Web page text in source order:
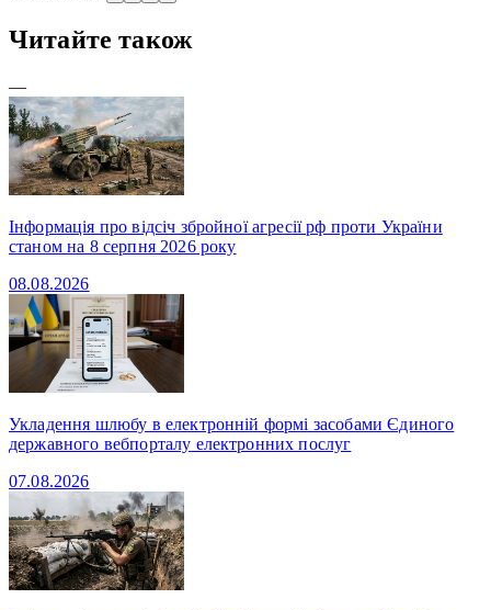
Читайте також
—
Інформація про відсіч збройної агресії рф проти України
станом на 8 серпня 2026 року
08.08.2026
Укладення шлюбу в електронній формі засобами Єдиного
державного вебпорталу електронних послуг
07.08.2026